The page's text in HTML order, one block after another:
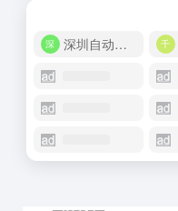
深圳自动化商城